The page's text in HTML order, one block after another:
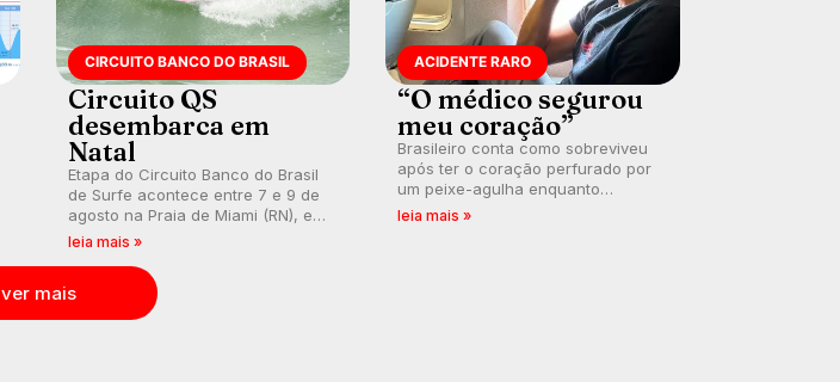
CIRCUITO BANCO DO BRASIL
Circuito QS
desembarca em
Natal
Etapa do Circuito Banco do Brasil
de Surfe acontece entre 7 e 9 de
agosto na Praia de Miami (RN), em
disputas válidas pelo Qualifying
por vagas no Challenger Series.
leia mais »
ACIDENTE RARO
“O médico segurou
meu coração”
Brasileiro conta como sobreviveu
após ter o coração perfurado por
um peixe-agulha enquanto
surfava na Costa Rica.
leia mais »
ver mais